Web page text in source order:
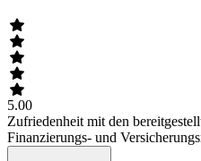
5.00
Zufriedenheit mit den
Finanzierungs- und